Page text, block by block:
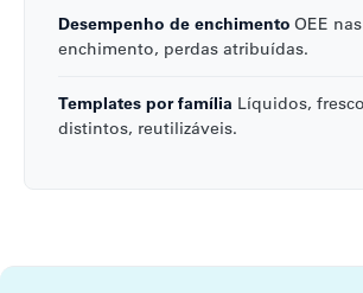
Desempenho de enchimento OEE
enchimento, perdas atribuídas.
Templates por família Líquidos,
distintos, reutilizáveis.